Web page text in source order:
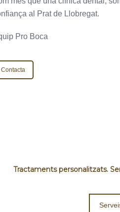
al Prat de Llobregat.
Pro Boca
Contacta
Tractaments personalitzats.